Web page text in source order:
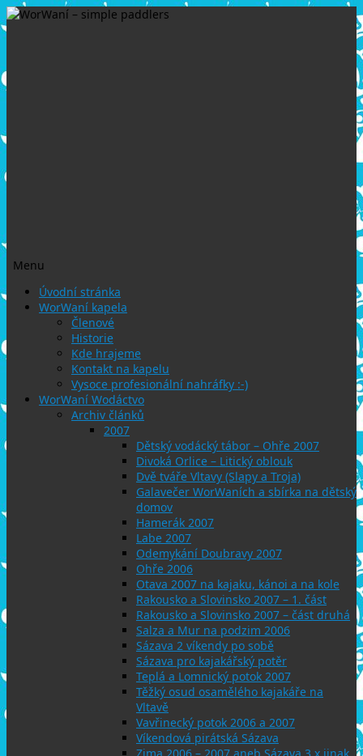
Menu
Přejít
k
webu
Úvodní stránka
WorWaní kapela
Členové
Historie
Kde hrajeme
Kontakt na kapelu
Vysoce profesionální nahráfky :-)
WorWaní Wodáctvo
Archiv článků
2007
Dětský vodácký tábor – Ohře 2007
Divoká Orlice – Litický oblouk
Dvě tváře Vltavy (Slapy a Troja)
Galavečer WorWaních a sbírka na dětský
domov
Hamerák 2007
Labe 2007
Odemykání Doubravy 2007
Ohře 2006
Otava 2007 na kajaku, kánoi a na kole
Rakousko a Slovinsko 2007 – 1. část
Rakousko a Slovinsko 2007 – část druhá
Salza a Mur na podzim 2006
Sázava 2 víkendy po sobě
Sázava pro kajakářský potěr
Teplá a Lomnický potok 2007
Těžký osud osamělého kajakáře na
Vltavě
Vavřinecký potok 2006 a 2007
Víkendová pirátská Sázava